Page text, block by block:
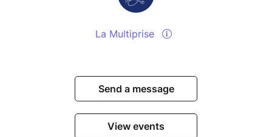
La Multiprise
Send a message
View events